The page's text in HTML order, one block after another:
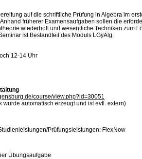
auf die schriftliche Prüfung in Algebra im
früherer Examensaufgaben sollen die
wiederholt und wesentliche Techniken zum
ist Bestandteil des Moduls LGyAlg.
12-14 Uhr
course/view.php?id=30051
wurde automatisch erzeugt und ist evtl. extern)
Prüfungsleistungen: FlexNow
Übungsaufgabe